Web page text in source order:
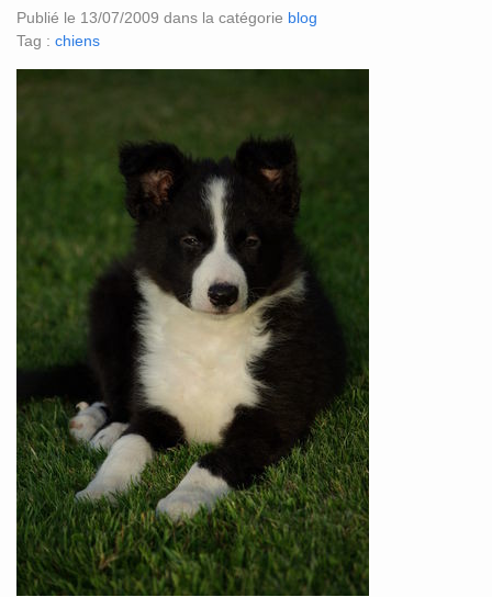
Publié le 13/07/2009 dans la catégorie blog
Tag : chiens